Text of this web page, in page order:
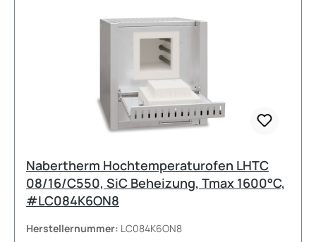
Anschlussleistung: 19,4 kW Elektrischer
Anschluss: 3phasig (Heizung nur zwischen zwei
Phasen) Gewicht: 110kg Viele weitere
Konfigurationen und Zubehöroptionen sind auf
Anfrage erhältlich!
Nabertherm Hochtemperaturofen LHTC
08/16/C550, SiC Beheizung, Tmax 1600°C,
#LC084K6ON8
Herstellernummer: LC084K6ON8